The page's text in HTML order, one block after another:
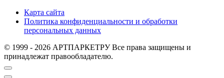
Карта сайта
Политика конфиденциальности и обработки
персональных данных
© 1999 - 2026 АРТПАРКЕТРУ Все права защищены и
принадлежат правообладателю.